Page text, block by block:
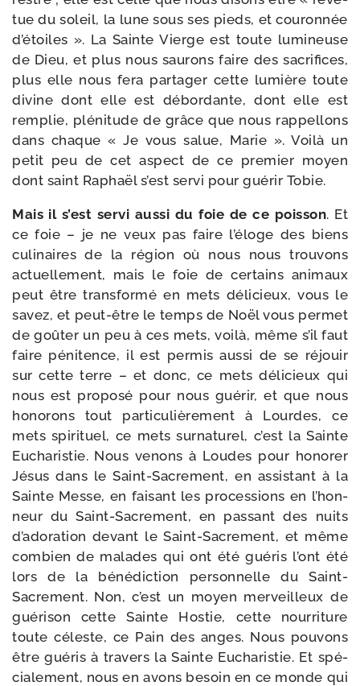
tue du soleil, la lune sous ses pieds, et cou­ron­née
d’é­toiles ». La Sainte Vierge est toute lumi­neuse
de Dieu, et plus nous sau­rons faire des sacri­fices,
plus elle nous fera par­ta­ger cette lumière toute
divine dont elle est débor­dante, dont elle est
rem­plie, plé­ni­tude de grâce que nous rap­pel­lons
dans chaque « Je vous salue, Marie ». Voilà un
petit peu de cet aspect de ce pre­mier moyen
dont saint Raphaël s’est ser­vi pour gué­rir Tobie.
Mais il s’est ser­vi aus­si du foie de ce pois­son. Et
ce foie – je ne veux pas faire l’é­loge des biens
culi­naires de la région où nous nous trou­vons
actuel­le­ment, mais le foie de cer­tains ani­maux
peut être trans­for­mé en mets déli­cieux, vous le
savez, et peut-​être le temps de Noël vous per­met
de goû­ter un peu à ces mets, voi­là, même s’il faut
faire péni­tence, il est per­mis aus­si de se réjouir
sur cette terre – et donc, ce mets déli­cieux qui
nous est pro­po­sé pour nous gué­rir, et que nous
hono­rons tout par­ti­cu­liè­re­ment à Lourdes, ce
mets spi­ri­tuel, ce mets sur­na­tu­rel, c’est la Sainte
Eucharistie. Nous venons à Loudes pour hono­rer
Jésus dans le Saint-​Sacrement, en assis­tant à la
Sainte Messe, en fai­sant les pro­ces­sions en l’hon­
neur du Saint-​Sacrement, en pas­sant des nuits
d’a­do­ra­tion devant le Saint-​Sacrement, et même
com­bien de malades qui ont été gué­ris l’ont été
lors de la béné­dic­tion per­son­nelle du Saint-​
Sacrement. Non, c’est un moyen mer­veilleux de
gué­ri­son cette Sainte Hostie, cette nour­ri­ture
toute céleste, ce Pain des anges. Nous pou­vons
être gué­ris à tra­vers la Sainte Eucharistie. Et spé­
cia­le­ment, nous en avons besoin en ce monde qui